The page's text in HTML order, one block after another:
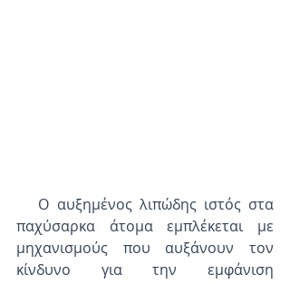
παχύσαρκα άτομα εμπλέκεται με
μηχανισμούς που αυξάνουν τον
κίνδυνο για την εμφάνιση